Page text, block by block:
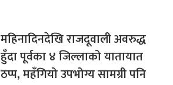
महिनादिनदेखि राजदूवाली अवरुद्ध
हुँदा पूर्वका ४ जिल्लाको यातायात
ठप्प, महँगियो उपभोग्य सामग्री पनि